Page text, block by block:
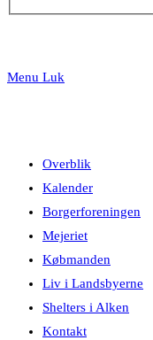
Menu Luk
Overblik
Kalender
Borgerforeningen
Mejeriet
Købmanden
Liv i Landsbyerne
Shelters i Alken
Kontakt